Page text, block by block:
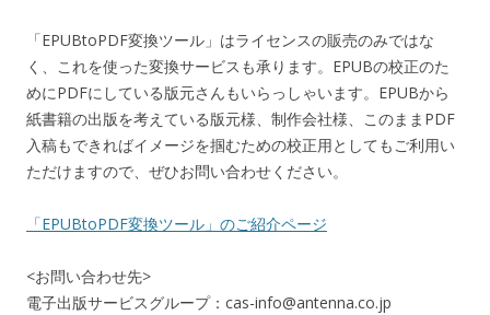
「EPUBtoPDF変換ツール」はライセンスの販売のみではな
く、これを使った変換サービスも承ります。EPUBの校正のた
めにPDFにしている版元さんもいらっしゃいます。EPUBから
紙書籍の出版を考えている版元様、制作会社様、このままPDF
入稿もできればイメージを掴むための校正用としてもご利用い
ただけますので、ぜひお問い合わせください。
「EPUBtoPDF変換ツール」のご紹介ページ
<お問い合わせ先>
電子出版サービスグループ：cas-info@antenna.co.jp